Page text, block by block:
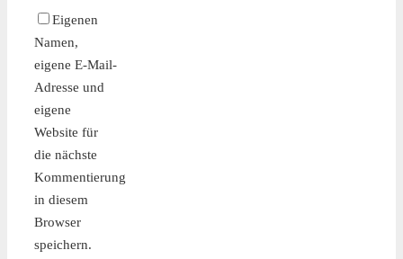
Eigenen
Namen,
eigene E-Mail-
Adresse und
eigene
Website für
die nächste
Kommentierung
in diesem
Browser
speichern.